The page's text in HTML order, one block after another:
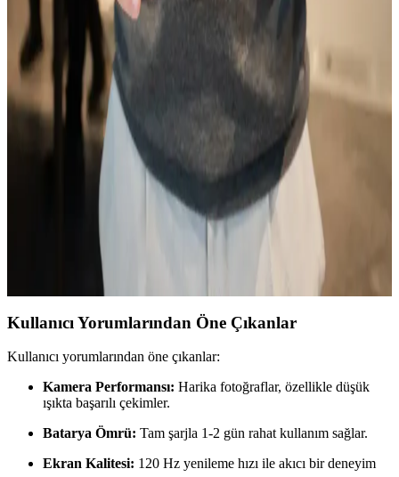
sağlarken, kullanıcı deneyimleri ve piyasa konumu da dikkat
çekiyor.
Reeder P13 Blue Max Özellikleri ve Rakipleriyle
Karşılaştırması
Reeder P13 Blue Max, uygun fiyatlı ve temel ihtiyaçlara yönelik
özellikleriyle öne çıkan bir akıllı telefon. 6.5 inç ekran, 2 GB RAM
ve 3000 mAh batarya ile günlük kullanım için ideal.
Samsung Galaxy M33 ve S24 FE Karşılaştırması:
Hangi Model Sizin İçin Uygun
Samsung Galaxy M33 ve S24 FE modellerinin tasarım, performans,
kamera ve batarya özelliklerini karşılaştırarak, ihtiyaçlara uygun en
iyi seçeneği belirlemenize yardımcı oluyoruz.
Kullanıcı Yorumlarından Öne Çıkanlar
Kullanıcı yorumlarından öne çıkanlar:
Kamera Performansı: Harika fotoğraflar, özellikle düşük
ışıkta başarılı çekimler.
Batarya Ömrü: Tam şarjla 1-2 gün rahat kullanım sağlar.
Ekran Kalitesi: 120 Hz yenileme hızı ile akıcı bir deneyim